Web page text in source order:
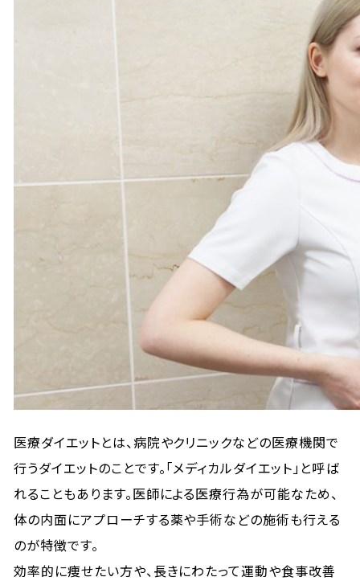
医療ダイエットとは、病院やクリニックなどの医療機関で
行うダイエットのことです。「メディカルダイエット」と呼ば
れることもあります。医師による医療行為が可能なため、
体の内面にアプローチする薬や手術などの施術も行える
のが特徴です。
効率的に痩せたい方や、長きにわたって運動や食事改善